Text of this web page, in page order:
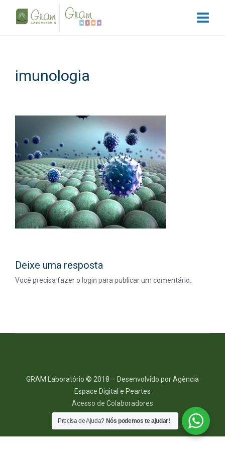
imunologia
Deixe uma resposta
Você precisa fazer o login para publicar um comentário.
GRAM Laboratório © 2018 – Desenvolvido por Agência
Espace Digital e Peartes
Acesso de Colaboradores
Precisa de Ajuda? Nós podemos te ajudar!